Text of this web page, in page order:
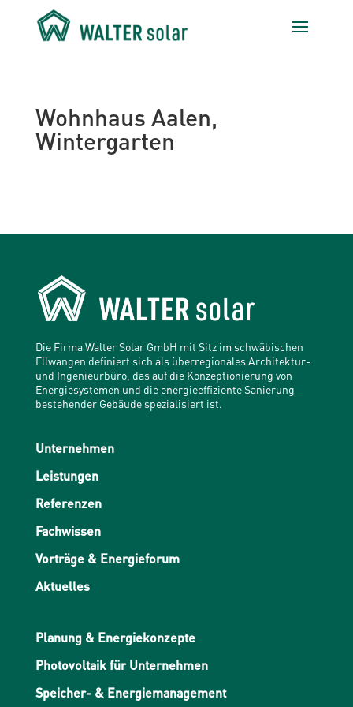
Wohnhaus Aalen,
Wintergarten
Die Firma Walter Solar GmbH mit Sitz im schwäbischen
Ellwangen definiert sich als überregionales Architektur-
und Ingenieurbüro, das auf die Konzeptionierung von
Energiesystemen und die energieeffiziente Sanierung
bestehender Gebäude spezialisiert ist.
Unternehmen
Leistungen
Referenzen
Fachwissen
Vorträge & Energieforum
Aktuelles
Planung & Energiekonzepte
Photovoltaik für Unternehmen
Speicher- & Energiemanagement